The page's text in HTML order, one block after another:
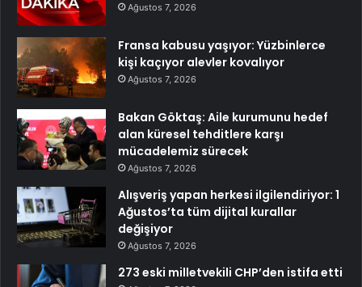
Ağustos 7, 2026
Fransa kabusu yaşıyor: Yüzbinlerce
kişi kaçıyor alevler kovalıyor
Ağustos 7, 2026
Bakan Göktaş: Aile kurumunu hedef
alan küresel tehditlere karşı
mücadelemiz sürecek
Ağustos 7, 2026
Alışveriş yapan herkesi ilgilendiriyor: 1
Ağustos’ta tüm dijital kurallar
değişiyor
Ağustos 7, 2026
273 eski milletvekili CHP’den istifa etti